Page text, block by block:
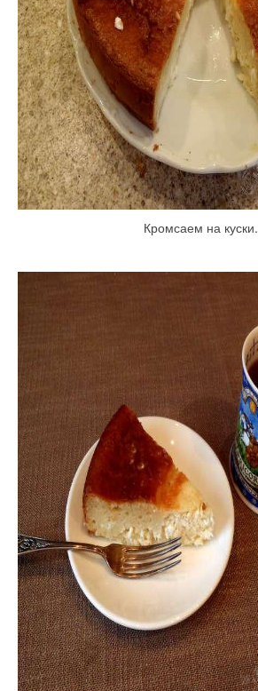
Кромсаем на куски.